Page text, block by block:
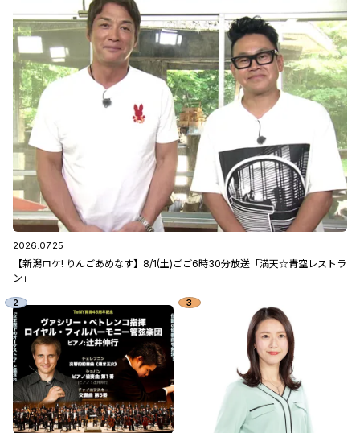
2026.07.25
【新潟ロケ! りんごあめなす】8/1(土)ごご6時30分放送「満天☆青空レストラ
ン」